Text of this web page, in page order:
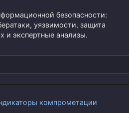
безопасности:
уязвимости, защита
и экспертные анализы.
компрометации